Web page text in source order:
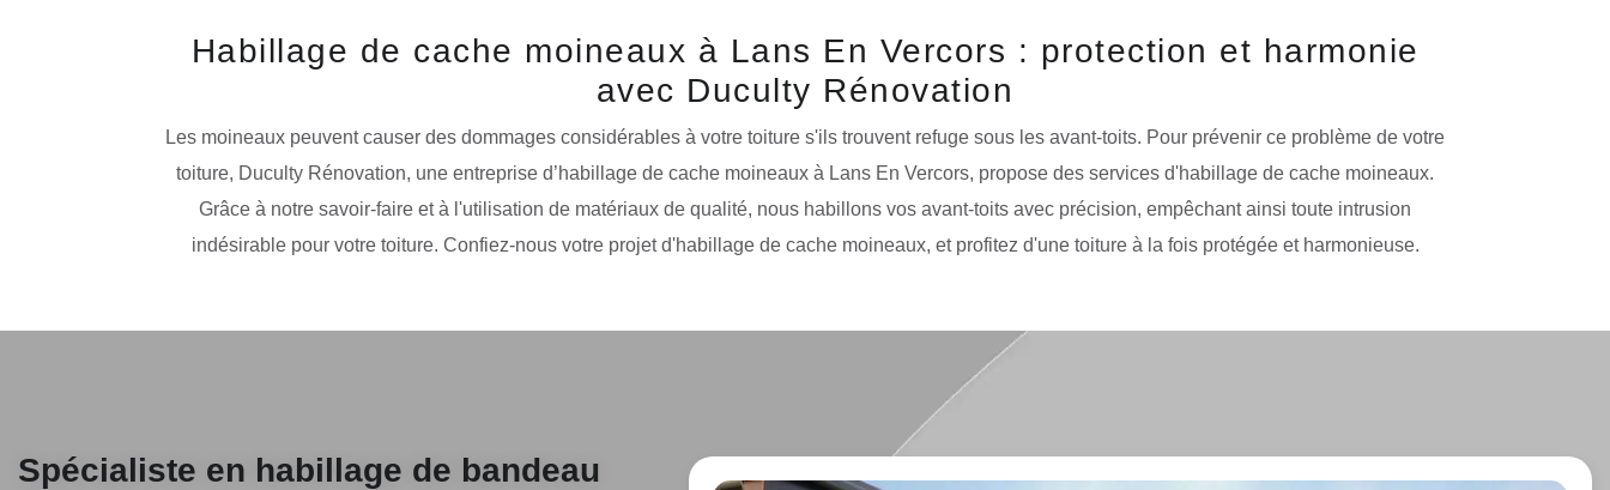
Habillage de cache moineaux à Lans En Vercors : protection et harmonie
avec Duculty Rénovation
Les moineaux peuvent causer des dommages considérables à votre toiture s'ils trouvent refuge sous les avant-toits. Pour prévenir ce problème de votre
toiture, Duculty Rénovation, une entreprise d’habillage de cache moineaux à Lans En Vercors, propose des services d'habillage de cache moineaux.
Grâce à notre savoir-faire et à l'utilisation de matériaux de qualité, nous habillons vos avant-toits avec précision, empêchant ainsi toute intrusion
indésirable pour votre toiture. Confiez-nous votre projet d'habillage de cache moineaux, et profitez d'une toiture à la fois protégée et harmonieuse.
Spécialiste en habillage de bandeau